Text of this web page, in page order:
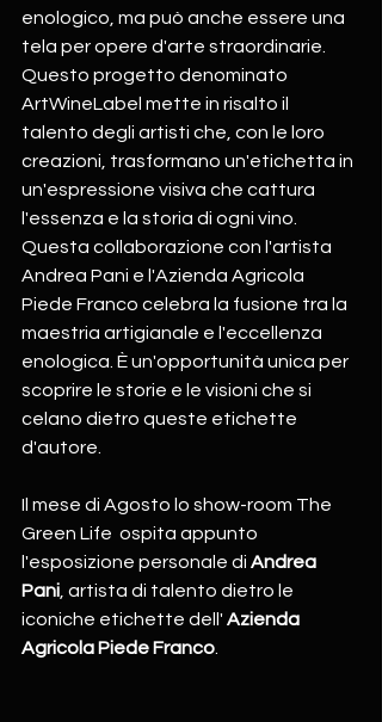
enologico, ma può anche essere una
tela per opere d'arte straordinarie.
Questo progetto denominato
ArtWineLabel mette in risalto il
talento degli artisti che, con le loro
creazioni, trasformano un'etichetta in
un'espressione visiva che cattura
l'essenza e la storia di ogni vino.
Questa collaborazione con l'artista
Andrea Pani e l'Azienda Agricola
Piede Franco celebra la fusione tra la
maestria artigianale e l'eccellenza
enologica. È un'opportunità unica per
scoprire le storie e le visioni che si
celano dietro queste etichette
d'autore.
Il mese di Agosto lo show-room The
Green Life  ospita appunto
l'esposizione personale di Andrea
Pani , artista di talento dietro le
iconiche etichette dell' Azienda
Agricola Piede Franco